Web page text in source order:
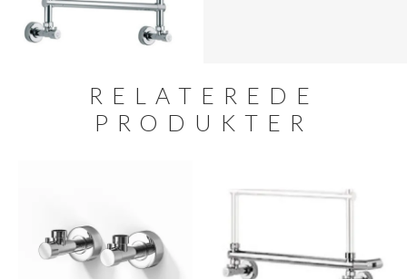
RELATEREDE
PRODUKTER